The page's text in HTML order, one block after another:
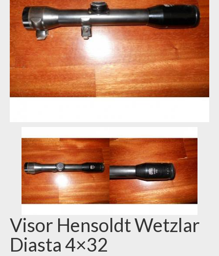
Visor Hensoldt Wetzlar
Diasta 4×32